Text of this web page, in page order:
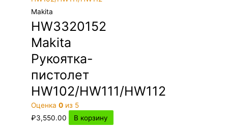
Makita
HW3320152
Makita
Рукоятка-
пистолет
HW102/HW111/HW112
Оценка0 из 5
₽3,550.00 В корзину